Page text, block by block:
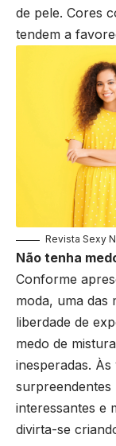
de pele. Cores
tendem a
Revista Sexy
Não tenha
Conforme
moda, uma das
liberdade de
medo de
inesperadas.
surpreendentes
interessantes e
divirta-se